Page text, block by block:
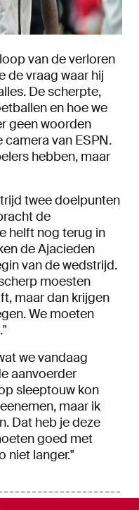
van de verloren
de vraag waar hij
De scherpte,
en hoe we
geen woorden
van ESPN.
hebben, maar
twee doelpunten
de
helft nog terug in
de Ajacieden
van de wedstrijd.
moesten
maar dan krijgen
We moeten
we vandaag
aanvoerder
sleeptouw kon
maar ik
Dat heb je deze
goed met
niet langer."